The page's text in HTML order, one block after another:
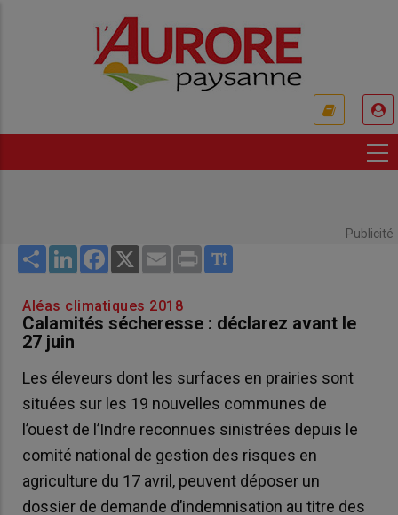
Publicité
Share LinkedInFacebook
X Email Print
Aléas climatiques 2018
Calamités sécheresse : déclarez avant le
27 juin
Les éleveurs dont les surfaces en prairies sont
situées sur les 19 nouvelles communes de
l’ouest de l’Indre reconnues sinistrées depuis le
comité national de gestion des risques en
agriculture du 17 avril, peuvent déposer un
dossier de demande d’indemnisation au titre des